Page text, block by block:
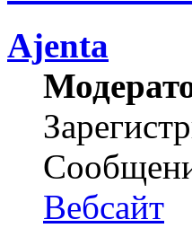
Ajenta
Вебсайт